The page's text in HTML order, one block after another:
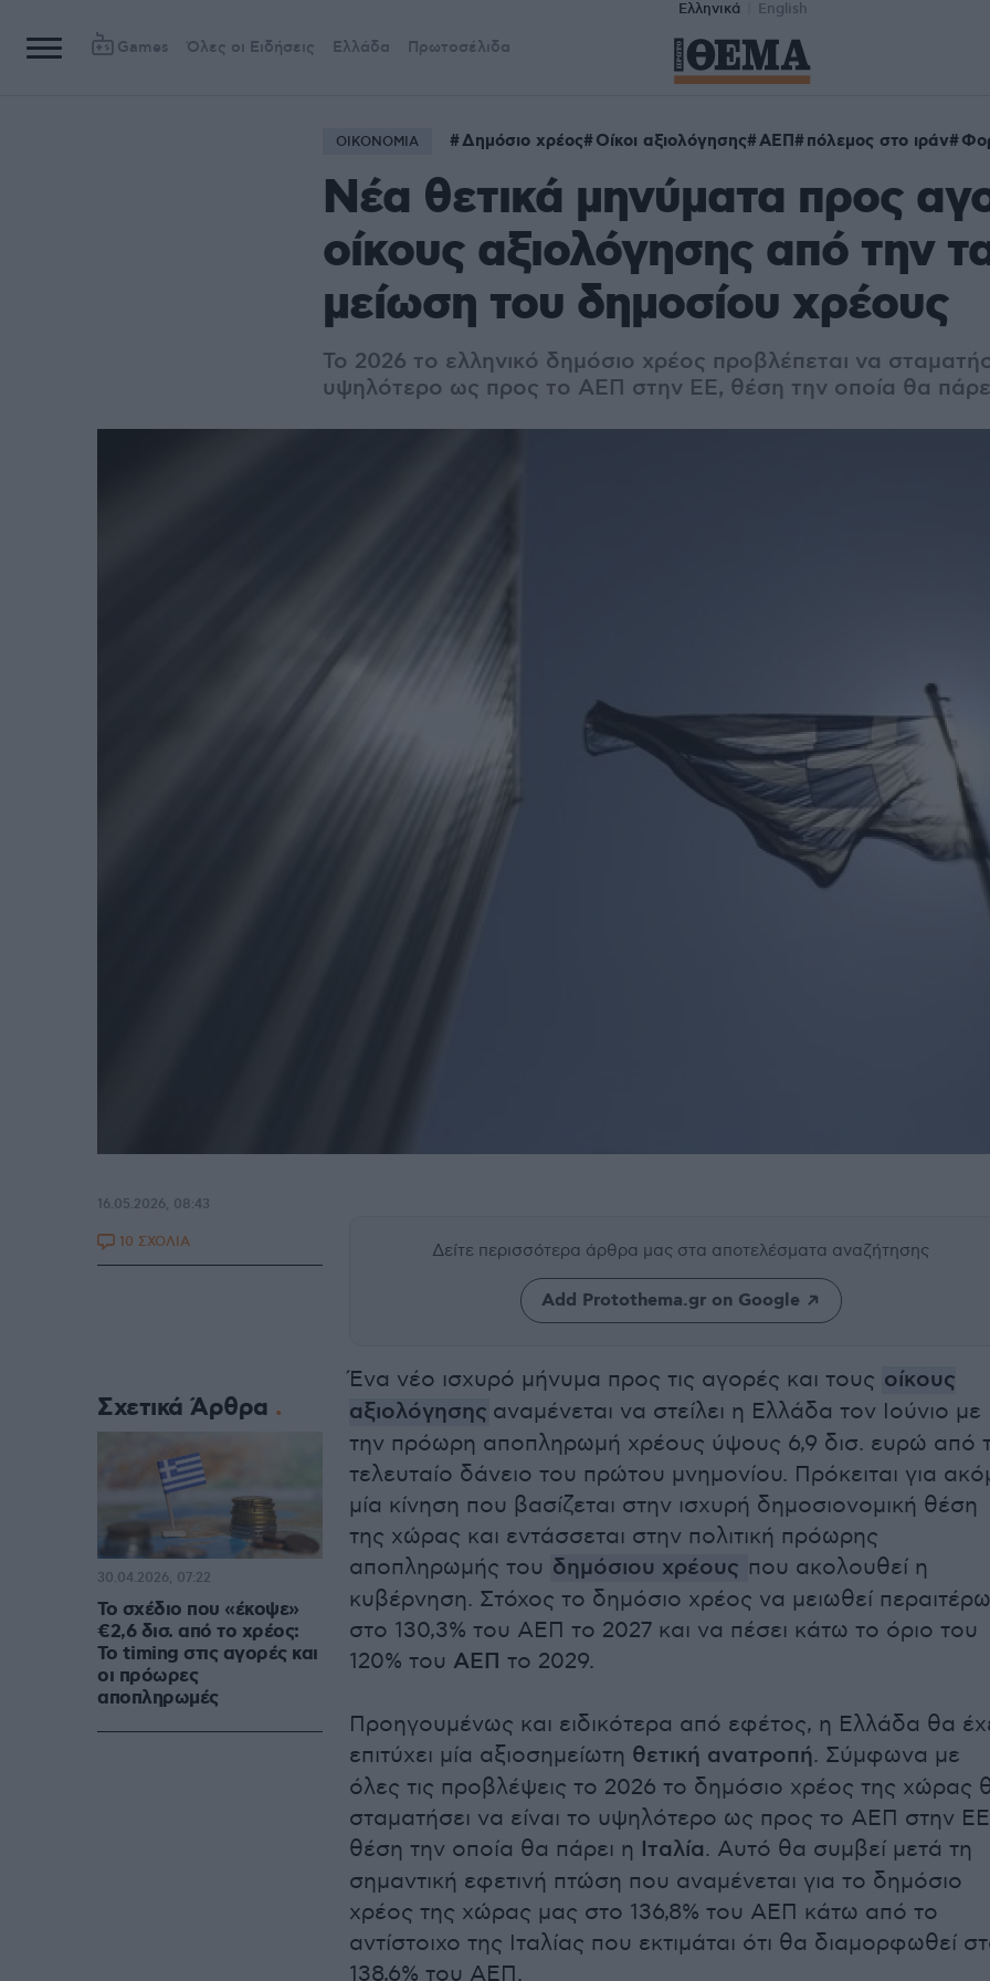
Ελληνικά English
Games Όλες οι Ειδήσεις Ελλάδα Πρωτοσέλιδα
ΟΙΚΟΝΟΜΙΑ Δημόσιο χρέος Οίκοι αξιολόγησης ΑΕΠ πόλεμος στο ιράν
Νέα θετικά μηνύματα προς
οίκους αξιολόγησης από την
μείωση του δημοσίου χρέους
Το 2026 το ελληνικό δημόσιο χρέος προβλέπεται να
υψηλότερο ως προς το ΑΕΠ στην ΕΕ, θέση την οποία θα
Δείτε περισσότερα άρθρα μας στα αποτελέσματα αναζήτησης
Add Protothema.gr on Google
Ένα νέο ισχυρό μήνυμα προς τις αγορές και τους οίκους
αξιολόγησης αναμένεται να στείλει η Ελλάδα τον Ιούνιο με
την πρόωρη αποπληρωμή χρέους ύψους 6,9 δισ. ευρώ από
τελευταίο δάνειο του πρώτου μνημονίου. Πρόκειται για
μία κίνηση που βασίζεται στην ισχυρή δημοσιονομική θέση
της χώρας και εντάσσεται στην πολιτική πρόωρης
αποπληρωμής του δημόσιου χρέους που ακολουθεί η
κυβέρνηση. Στόχος το δημόσιο χρέος να μειωθεί περαιτέρω
στο 130,3% του ΑΕΠ το 2027 και να πέσει κάτω το όριο του
120% του ΑΕΠ το 2029.
Προηγουμένως και ειδικότερα από εφέτος, η Ελλάδα θα
επιτύχει μία αξιοσημείωτη θετική ανατροπή. Σύμφωνα με
όλες τις προβλέψεις το 2026 το δημόσιο χρέος της χώρας
σταματήσει να είναι το υψηλότερο ως προς το ΑΕΠ στην
θέση την οποία θα πάρει η Ιταλία. Αυτό θα συμβεί μετά τη
σημαντική εφετινή πτώση που αναμένεται για το δημόσιο
χρέος της χώρας μας στο 136,8% του ΑΕΠ κάτω από το
αντίστοιχο της Ιταλίας που εκτιμάται ότι θα διαμορφωθεί
138,6% του ΑΕΠ.
16.05.2026, 08:43
10 ΣΧΟΛΙΑ
Σχετικά Άρθρα
Το σχέδιο που «έκοψε»
€2,6 δισ. από το χρέος:
Το timing στις αγορές και
οι πρόωρες
αποπληρωμές
30.04.2026, 07:22